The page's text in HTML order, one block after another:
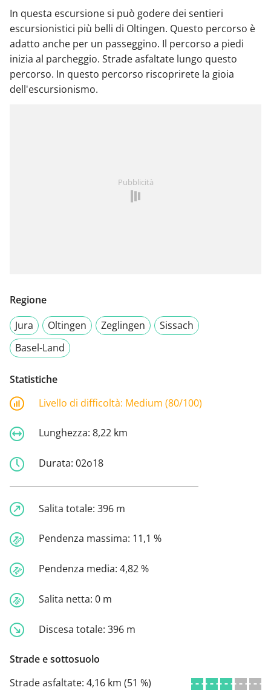
In questa escursione si può godere dei sentieri
escursionistici più belli di Oltingen. Questo percorso è
adatto anche per un passeggino. Il percorso a piedi
inizia al parcheggio. Strade asfaltate lungo questo
percorso. In questo percorso riscoprirete la gioia
dell'escursionismo.
Pubblicità
Regione
Jura
Oltingen Zeglingen
Sissach
Basel-Land
Statistiche
Livello di difficoltà: Medium (80/100)
Lunghezza: 8,22 km
Durata: 02o18
Salita totale: 396 m
Pendenza massima: 11,1 %
Pendenza media: 4,82 %
Salita netta: 0 m
Discesa totale: 396 m
Strade e sottosuolo
Strade asfaltate: 4,16 km (51 %)